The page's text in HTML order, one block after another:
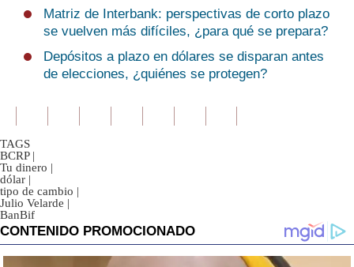
Matriz de Interbank: perspectivas de corto plazo
se vuelven más difíciles, ¿para qué se prepara?
Depósitos a plazo en dólares se disparan antes
de elecciones, ¿quiénes se protegen?
TAGS
BCRP |
Tu dinero |
dólar |
tipo de cambio |
Julio Velarde |
BanBif